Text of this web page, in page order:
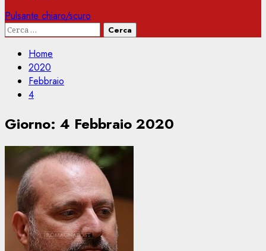
Pulsante chiaro/scuro
Ricerca
Home
2020
Febbraio
4
Giorno: 4 Febbraio 2020